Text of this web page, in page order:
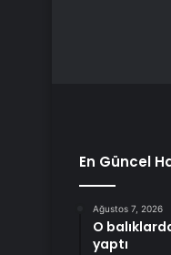
En Güncel
Ağustos 7, 2026
O
yaptı